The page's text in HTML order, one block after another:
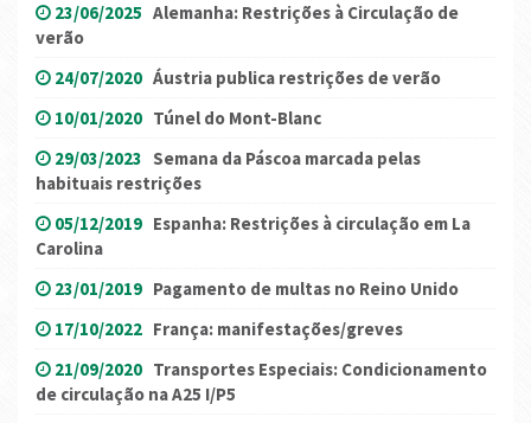
23/06/2025 Alemanha: Restrições à Circulação de
verão
24/07/2020 Áustria publica restrições de verão
10/01/2020 Túnel do Mont-Blanc
29/03/2023 Semana da Páscoa marcada pelas
habituais restrições
05/12/2019 Espanha: Restrições à circulação em La
Carolina
23/01/2019 Pagamento de multas no Reino Unido
17/10/2022 França: manifestações/greves
21/09/2020 Transportes Especiais: Condicionamento
de circulação na A25 I/P5